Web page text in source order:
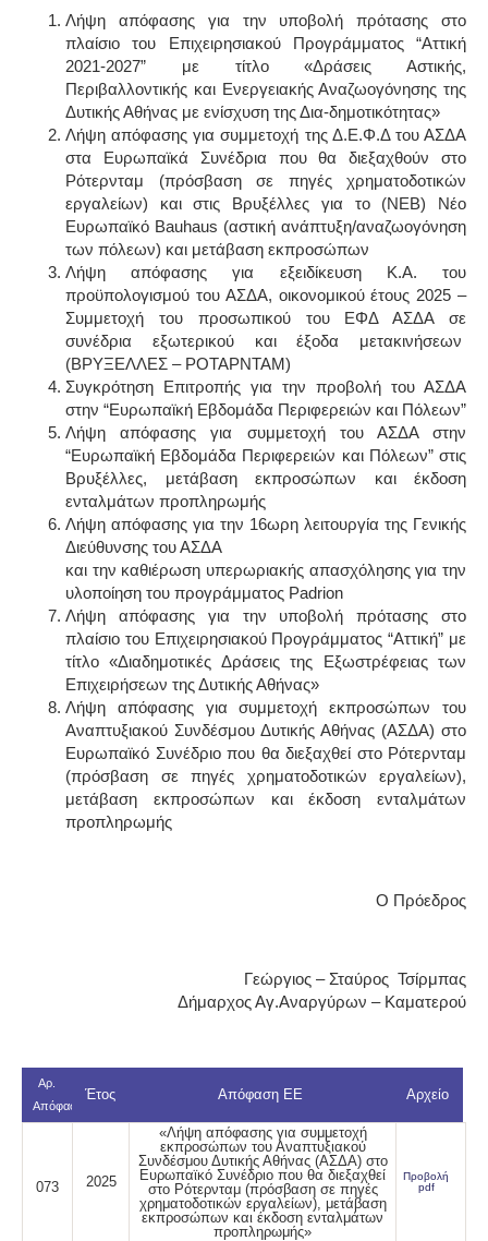
Λήψη απόφασης για την υποβολή πρότασης στο
πλαίσιο του Επιχειρησιακού Προγράμματος “Αττική
2021-2027” με τίτλο «Δράσεις Αστικής,
Περιβαλλοντικής και Ενεργειακής Αναζωογόνησης της
Δυτικής Αθήνας με ενίσχυση της Δια-δημοτικότητας»
Λήψη απόφασης για συμμετοχή της Δ.Ε.Φ.Δ του ΑΣΔΑ
στα Ευρωπαϊκά Συνέδρια που θα διεξαχθούν στο
Ρότερνταμ (πρόσβαση σε πηγές χρηματοδοτικών
εργαλείων) και στις Βρυξέλλες για το (NEB) Νέο
Ευρωπαϊκό Bauhaus (αστική ανάπτυξη/αναζωογόνηση
των πόλεων) και μετάβαση εκπροσώπων
Λήψη απόφασης για εξειδίκευση Κ.Α. του
προϋπολογισμού του ΑΣΔΑ, οικονομικού έτους 2025 –
Συμμετοχή του προσωπικού του ΕΦΔ ΑΣΔΑ σε
συνέδρια εξωτερικού και έξοδα μετακινήσεων
(ΒΡΥΞΕΛΛΕΣ – ΡΟΤΑΡΝΤΑΜ)
Συγκρότηση Επιτροπής για την προβολή του ΑΣΔΑ
στην “Ευρωπαϊκή Εβδομάδα Περιφερειών και Πόλεων”
Λήψη απόφασης για συμμετοχή του ΑΣΔΑ στην
“Ευρωπαϊκή Εβδομάδα Περιφερειών και Πόλεων” στις
Βρυξέλλες, μετάβαση εκπροσώπων και έκδοση
ενταλμάτων προπληρωμής
Λήψη απόφασης για την 16ωρη λειτουργία της Γενικής
Διεύθυνσης του ΑΣΔΑ
και την καθιέρωση υπερωριακής απασχόλησης για την
υλοποίηση του προγράμματος Padrion
Λήψη απόφασης για την υποβολή πρότασης στο
πλαίσιο του Επιχειρησιακού Προγράμματος “Αττική” με
τίτλο «Διαδημοτικές Δράσεις της Εξωστρέφειας των
Επιχειρήσεων της Δυτικής Αθήνας»
Λήψη απόφασης για συμμετοχή εκπροσώπων του
Αναπτυξιακού Συνδέσμου Δυτικής Αθήνας (ΑΣΔΑ) στο
Ευρωπαϊκό Συνέδριο που θα διεξαχθεί στο Ρότερνταμ
(πρόσβαση σε πηγές χρηματοδοτικών εργαλείων),
μετάβαση εκπροσώπων και έκδοση ενταλμάτων
προπληρωμής
Ο Πρόεδρος
Γεώργιος – Σταύρος Τσίρμπας
Δήμαρχος Αγ.Αναργύρων – Καματερού
Αρ.
Απόφασης
Έτος Απόφαση ΕΕ Αρχείο
073 2025
«Λήψη απόφασης για συμμετοχή
εκπροσώπων του Αναπτυξιακού
Συνδέσμου Δυτικής Αθήνας (ΑΣΔΑ) στο
Ευρωπαϊκό Συνέδριο που θα διεξαχθεί
στο Ρότερνταμ (πρόσβαση σε πηγές
χρηματοδοτικών εργαλείων), μετάβαση
εκπροσώπων και έκδοση ενταλμάτων
προπληρωμής»
Προβολή
pdf